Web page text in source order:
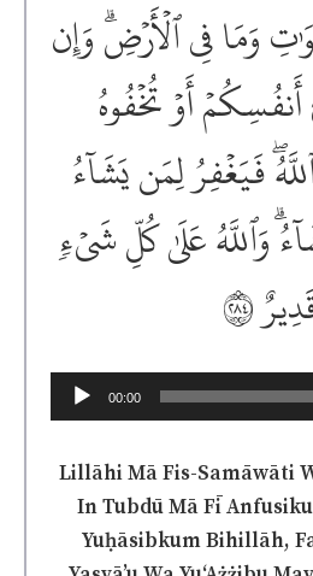
وَمَا فِي ٱلۡأَرۡضِۗ وَإِن
أَنفُسِكُمۡ أَوۡ تُخۡفُوهُ
فَيَغۡفِرُ لِمَن يَشَآءُ
وَٱللَّهُ عَلَىٰ كُلِّ شَيۡءٖ
٢٨٤
Audio
Player
00:00
Lillāhi Mā Fis-Samāwāti
In Tubdū Mā Fī
Yuḥāsibkum Bihillāh,